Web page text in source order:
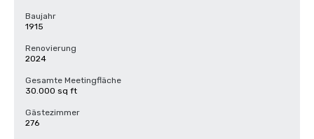
Baujahr
1915
Renovierung
2024
Gesamte Meetingfläche
30.000 sq ft
Gästezimmer
276